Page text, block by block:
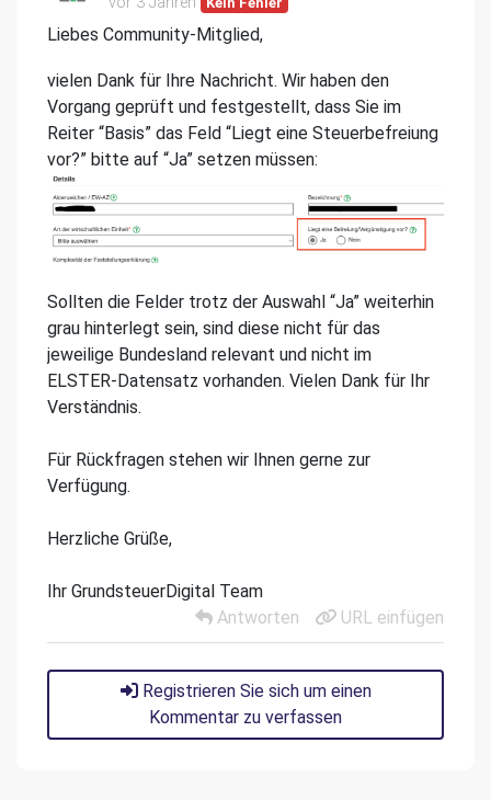
Liebes Community-Mitglied,
vielen Dank für Ihre Nachricht. Wir haben den
Vorgang geprüft und festgestellt, dass Sie im
Reiter “Basis” das Feld “Liegt eine Steuerbefreiung
vor?” bitte auf “Ja” setzen müssen:
Sollten die Felder trotz der Auswahl “Ja” weiterhin
grau hinterlegt sein, sind diese nicht für das
jeweilige Bundesland relevant und nicht im
ELSTER-Datensatz vorhanden. Vielen Dank für Ihr
Verständnis.
Für Rückfragen stehen wir Ihnen gerne zur
Verfügung.
Herzliche Grüße,
Ihr GrundsteuerDigital Team
Antworten
URL einfügen
Registrieren Sie sich um einen
Kommentar zu verfassen